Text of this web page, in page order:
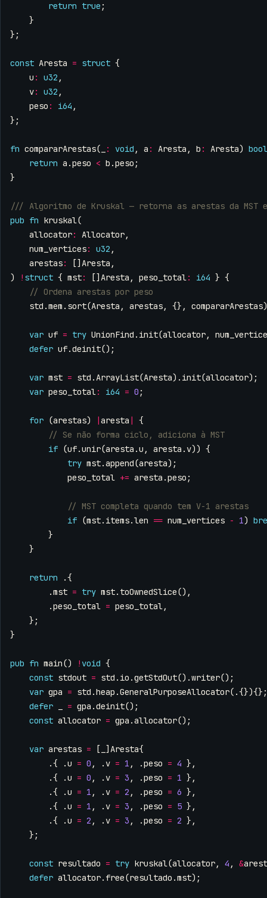
return true ;
}
};
const Aresta = struct {
u : u32 ,
v: u32 ,
peso : i64 ,
};
fn compararArestas( : void , a : Aresta , b : Aresta) bool
return a .peso < b .peso ;
}
pub fn kruskal(
allocator: Allocator,
num_vertices: u32 ,
arestas: [] Aresta ,
)
! struct { mst: [] Aresta , peso_total: i64 } {
std .mem . sort(Aresta , arestas, {}, compararArestas
var uf = try UnionFind . init(allocator,
defer uf.deinit();
var mst = std .ArrayList(Aresta). init(allocator);
var peso_total: i64 = 0 ;
for (arestas) |aresta |
{
if (uf.unir(aresta .u , aresta . v)) {
try mst.append(aresta);
peso_total += aresta .peso ;
if (mst. items.len == num_vertices - 1)
}
}
return
.{
.mst = try mst. toOwnedSlice(),
.peso_total = peso_total,
};
}
pub fn main() ! void {
const stdout = std . io .getStdOut().writer();
var gpa = std .heap .GeneralPurposeAllocator(.{}){};
defer
= gpa .deinit();
const allocator = gpa .allocator();
var arestas = [ ] Aresta{
.{
.u = 0 , . v = 1 , .peso = 4 },
.{
.u = 0 , . v = 3 , .peso = 1 },
.{
.u = 1 , . v = 2 , .peso = 6 },
.{
.u = 1 , . v = 3 , .peso = 5 },
.{
.u = 2 , . v = 3 , .peso = 2 },
};
const resultado = try kruskal(allocator, 4 , &
defer allocator. free(resultado .mst);